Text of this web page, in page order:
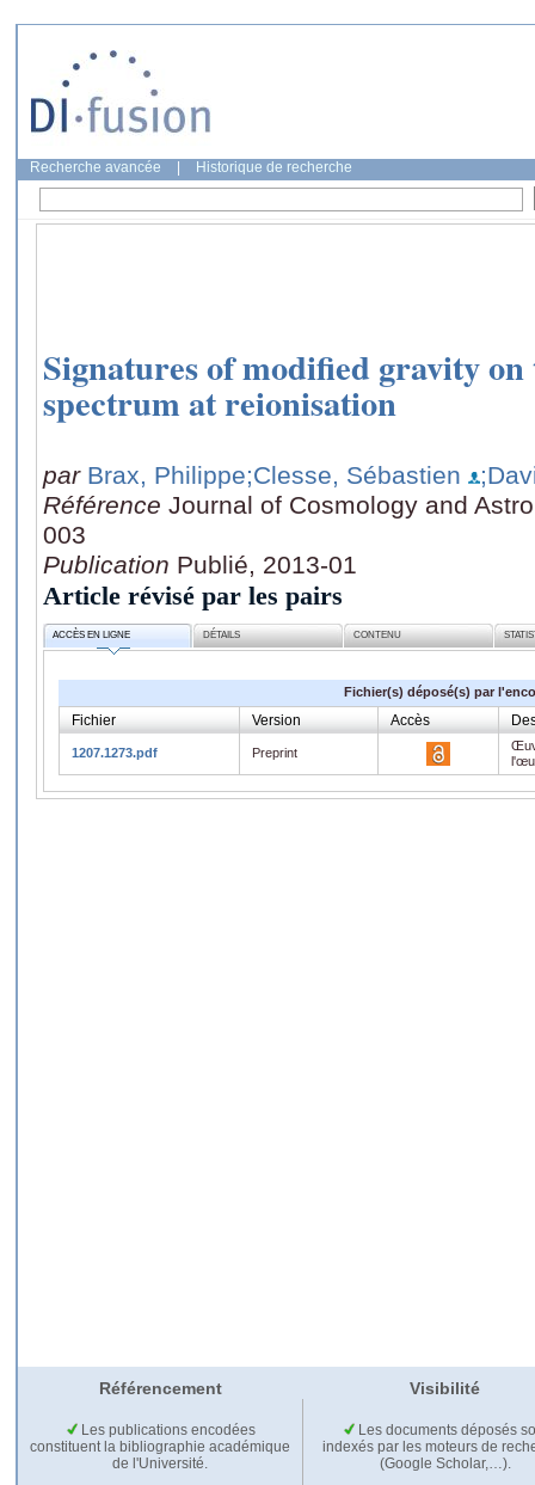
Recherche avancée Historique de recherche
Signatures of modified gravity on
spectrum at reionisation
par Brax, Philippe;Clesse, Sébastien
Référence Journal of Cosmology and
003
Publication Publié, 2013-01
Article révisé par les pairs
ACCÈS EN LIGNE DÉTAILS CONTENU
Fichier(s) déposé(s) par
Fichier Version Accès
1207.1273.pdf Preprint
Référencement Visibilité
Les publications encodées
constituent la bibliographie académique
de l'Université.
Les documents déposés
indexés par les moteurs de
(Google Scholar,…).